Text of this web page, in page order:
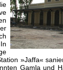
»Jaffa«
Gamla und